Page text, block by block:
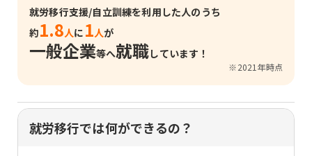
就労移行支援/自立訓練を利用した人のうち
約1.8人に 1人が
一般企業等へ就職しています！
※2021年時点
就労移行では何ができるの？